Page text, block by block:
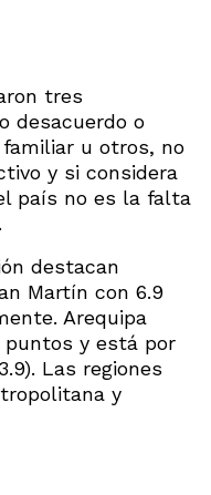
tres
desacuerdo o
u otros, no
y si considera
país no es la falta
destacan
Martín con 6.9
Arequipa
puntos y está por
Las regiones
y